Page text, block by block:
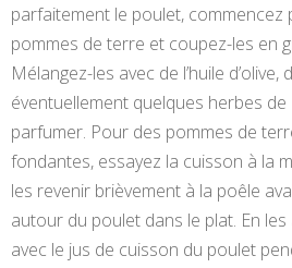
parfaitement le poulet, commencez
pommes de terre et coupez-les en
Mélangez-les avec de l’huile
éventuellement quelques herbes
parfumer. Pour des pommes de
fondantes, essayez la cuisson à la
les revenir brièvement à la poêle
autour du poulet dans le plat. En
avec le jus de cuisson du poulet